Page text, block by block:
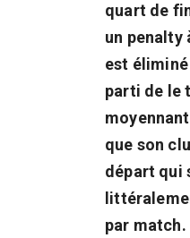
quart de
un penalty
est
parti de le
que son
départ qui
par